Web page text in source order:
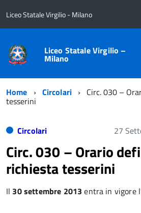
Liceo Statale Virgilio - Milano
Liceo Statale Virgilio –
Milano
Home Circolari Circ. 030 –
tesserini
Circolari 27
Circ. 030 – Orario
richiesta tesserini
Il 30 settembre 2013 entra in vigore